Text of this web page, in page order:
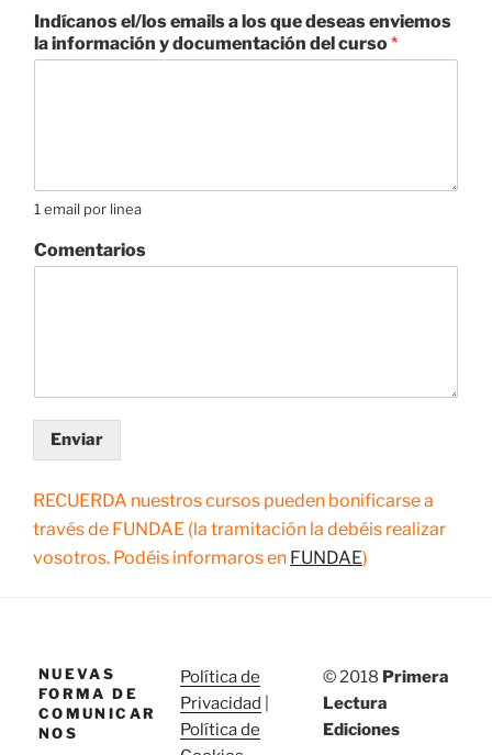
Indícanos el/los emails a los que deseas enviemos
la información y documentación del curso*
1 email por linea
Comentarios
Enviar
RECUERDA nuestros cursos pueden bonificarse a
través de FUNDAE (la tramitación la debéis realizar
vosotros. Podéis informaros en FUNDAE)
NUEVAS
FORMA DE
COMUNICAR
NOS
Política de
Privacidad
Política de
© 2018 Primera
Lectura
Ediciones